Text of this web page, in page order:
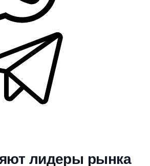
лидеры рынка